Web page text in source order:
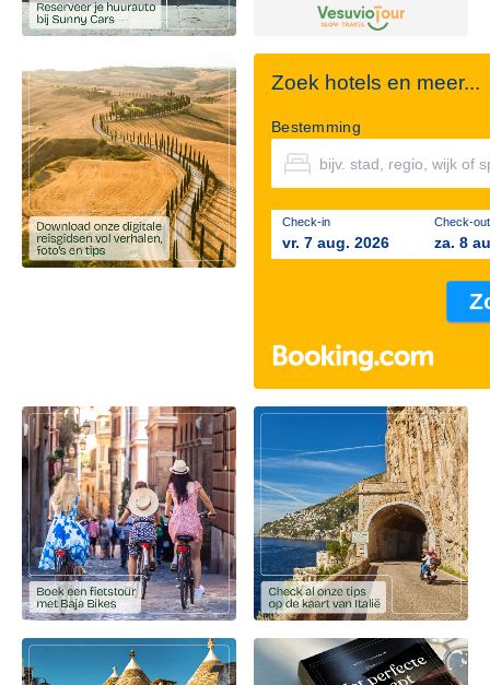
Zoek hotels en meer...
Bestemming
Check-in
vr. 7 aug. 2026
Check-out
za. 8